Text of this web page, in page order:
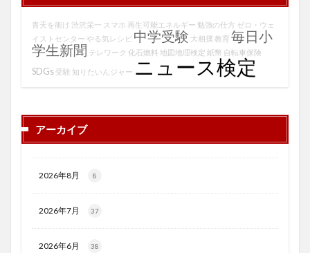
青天を衝け 渋沢栄一 スマホ 再生可能エネルギー 勉強の仕方 ゼロ・ウェ
イストセンター やる気レシピ 中学受験 大相撲 教育 毎日小
学生新聞 テレワーク 化石燃料 地図地理検定 紙幣 自転車保険
SDGs 受験 知りたいんジャー ニュース検定
アーカイブ
2026年8月 8
2026年7月 37
2026年6月 38